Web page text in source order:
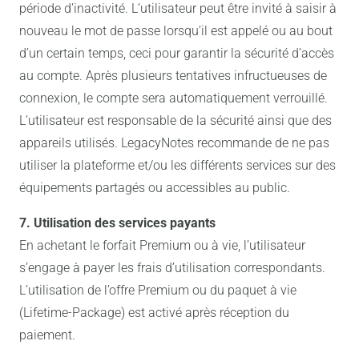
période d’inactivité. L’utilisateur peut être invité à saisir à
nouveau le mot de passe lorsqu’il est appelé ou au bout
d’un certain temps, ceci pour garantir la sécurité d’accès
au compte. Après plusieurs tentatives infructueuses de
connexion, le compte sera automatiquement verrouillé.
L’utilisateur est responsable de la sécurité ainsi que des
appareils utilisés. LegacyNotes recommande de ne pas
utiliser la plateforme et/ou les différents services sur des
équipements partagés ou accessibles au public.
7. Utilisation des services payants
En achetant le forfait Premium ou à vie, l’utilisateur
s’engage à payer les frais d’utilisation correspondants.
L’utilisation de l’offre Premium ou du paquet à vie
(Lifetime-Package) est activé après réception du
paiement.